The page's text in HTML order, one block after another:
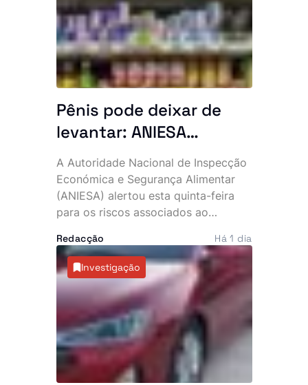
anos.
Pênis pode deixar de
levantar: ANIESA
desaconselha consumo
de Power Plus e Motu
Rouge após descoberta
de substâncias
impróprias
A Autoridade Nacional de Inspecção
Económica e Segurança Alimentar
(ANIESA) alertou esta quinta-feira
para os riscos associados ao
Power Plus e Motu Rouge, depois de
análises laboratoriais terem
detectado a presença não declarada
de sildenafila, um medicamento
sujeito a prescrição médica utilizado
no tratamento da disfunção eréctil. A
entidade recomenda que os
consumidores deixem de ingerir
estes produtos e ordenou a sua
Redacção Há 1 dia
Investigação